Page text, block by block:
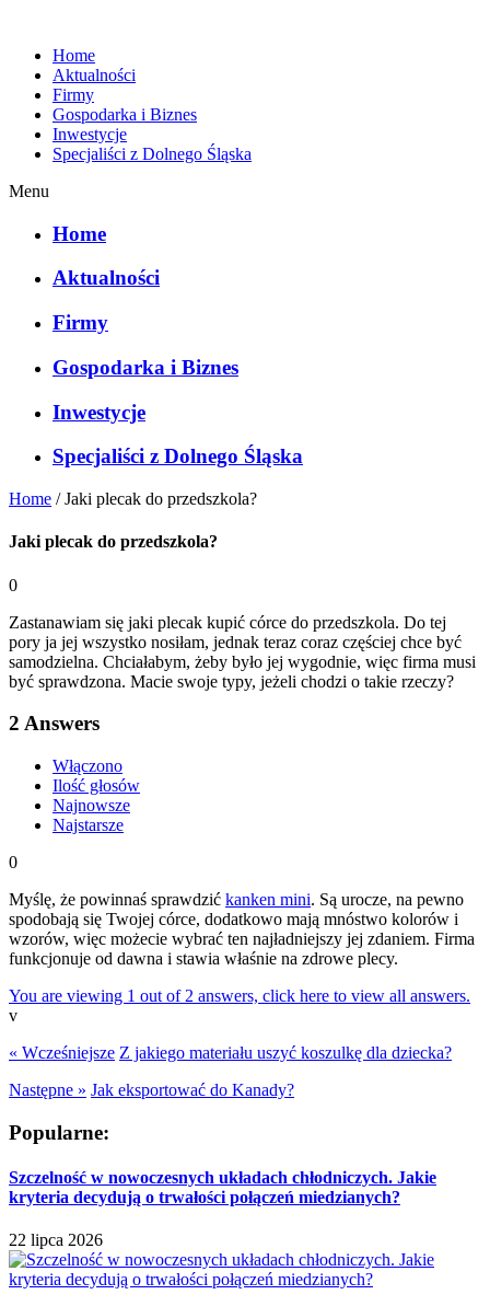
Home
Aktualności
Firmy
Gospodarka i Biznes
Inwestycje
Specjaliści z Dolnego Śląska
Menu
Home
Aktualności
Firmy
Gospodarka i Biznes
Inwestycje
Specjaliści z Dolnego Śląska
Home /Jaki plecak do przedszkola?
Jaki plecak do przedszkola?
0
Zastanawiam się jaki plecak kupić córce do przedszkola. Do tej
pory ja jej wszystko nosiłam, jednak teraz coraz częściej chce być
samodzielna. Chciałabym, żeby było jej wygodnie, więc firma musi
być sprawdzona. Macie swoje typy, jeżeli chodzi o takie rzeczy?
2 Answers
Włączono
Ilość głosów
Najnowsze
Najstarsze
0
Myślę, że powinnaś sprawdzić kanken mini. Są urocze, na pewno
spodobają się Twojej córce, dodatkowo mają mnóstwo kolorów i
wzorów, więc możecie wybrać ten najładniejszy jej zdaniem. Firma
funkcjonuje od dawna i stawia właśnie na zdrowe plecy.
You are viewing 1 out of 2 answers, click here to view all answers.
v
« Wcześniejsze Z jakiego materiału uszyć koszulkę dla dziecka?
Następne » Jak eksportować do Kanady?
Popularne:
Szczelność w nowoczesnych układach chłodniczych. Jakie
kryteria decydują o trwałości połączeń miedzianych?
22 lipca 2026